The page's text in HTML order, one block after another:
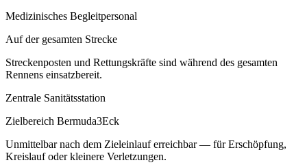
Medizinisches Begleitpersonal
Auf der gesamten Strecke
Streckenposten und Rettungskräfte sind während des gesamten
Rennens einsatzbereit.
Zentrale Sanitätsstation
Zielbereich Bermuda3Eck
Unmittelbar nach dem Zieleinlauf erreichbar — für Erschöpfung,
Kreislauf oder kleinere Verletzungen.